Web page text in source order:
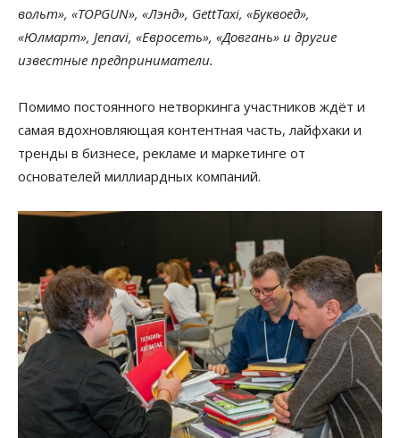
вольт», «TOPGUN», «Лэнд», GettTaxi, «Буквоед»,
«Юлмарт», Jenavi, «Евросеть», «Довгань» и другие
известные предприниматели.
Помимо постоянного нетворкинга участников ждёт и
самая вдохновляющая контентная часть, лайфхаки и
тренды в бизнесе, рекламе и маркетинге от
основателей миллиардных компаний.